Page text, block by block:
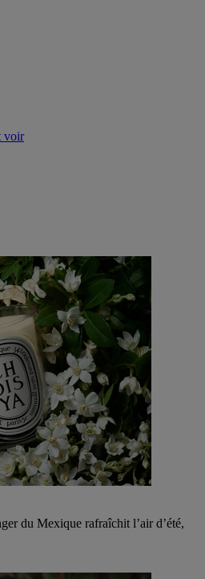
voir
du Mexique rafraîchit l’air d’été,